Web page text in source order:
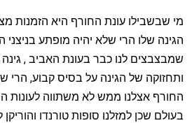
מי שבשבילו עונת החורף היא הזמנות
הגינה שלו הרי שלא יהיה מופתע
שמבצבצים לנו כבר בעונת האביב ,
ותחזוקה של הגינה על בסיס קבוע, הרי
החורף אצלנו ממש לא משתווה לעונות
בעולם שכן למזלנו סופות טורנדו והוריקן